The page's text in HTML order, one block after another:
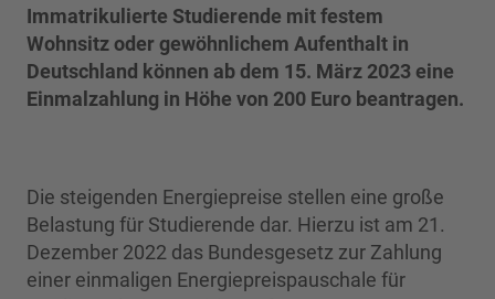
Immatrikulierte Studierende mit festem
Wohnsitz oder gewöhnlichem Aufenthalt in
Deutschland können ab dem 15. März 2023 eine
Einmalzahlung in Höhe von 200 Euro beantragen.
Die steigenden Energiepreise stellen eine große
Belastung für Studierende dar. Hierzu ist am 21.
Dezember 2022 das Bundesgesetz zur Zahlung
einer einmaligen Energiepreispauschale für